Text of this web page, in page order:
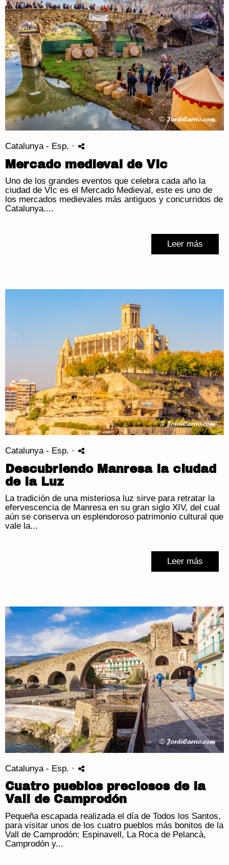
Catalunya - Esp. ·
Mercado medieval de Vic
Uno de los grandes eventos que celebra cada año la
ciudad de VIc es el Mercado Medieval, este es uno de
los mercados medievales más antiguos y concurridos de
Catalunya....
Leer más
Catalunya - Esp. ·
Descubriendo Manresa la ciudad
de la Luz
La tradición de una misteriosa luz sirve para retratar la
efervescencia de Manresa en su gran siglo XIV, del cual
aún se conserva un esplendoroso patrimonio cultural que
vale la...
Leer más
Catalunya - Esp. ·
Cuatro pueblos preciosos de la
Vall de Camprodón
Pequeña escapada realizada el día de Todos los Santos,
para visitar unos de los cuatro pueblos más bonitos de la
Vall de Camprodón: Espinavell, La Roca de Pelancà,
Camprodón y...